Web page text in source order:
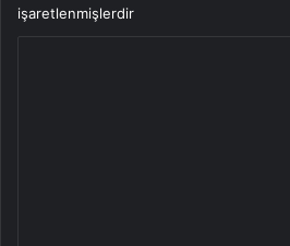
işaretlenmişlerdir